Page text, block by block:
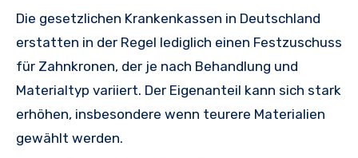
Die gesetzlichen Krankenkassen in Deutschland
erstatten in der Regel lediglich einen Festzuschuss
für Zahnkronen, der je nach Behandlung und
Materialtyp variiert. Der Eigenanteil kann sich stark
erhöhen, insbesondere wenn teurere Materialien
gewählt werden.